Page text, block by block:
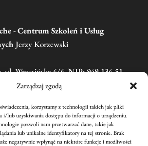
Zarządzaj zgodą
korzystamy z technologii takich jak pliki
i/lub uzyskiwania dostępu do informacji o urządzeniu.
pozwoli nam przetwarzać dane, takie jak
lub unikalne identyfikatory na tej stronie. Brak
negatywnie wpłynąć na niektóre funkcje i możliwości
- Centrum Szkoleń i Usług
Jerzy Korzewski
ul. Wrzesińska 6/6, NIP: 949-136-51-
595(w sprawie zgłoszeń na
o kontakt mailowy)